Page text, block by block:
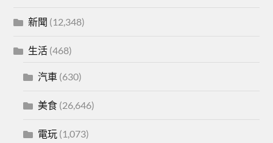
新聞 (12,348)
生活 (468)
汽車 (630)
美食 (26,646)
電玩 (1,073)